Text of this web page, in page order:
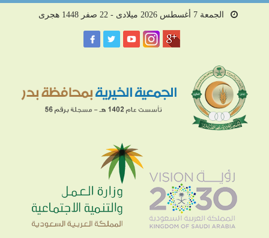
الجمعة 7 أغسطس 2026 ميلادى - 22 صفر 1448 هجرى